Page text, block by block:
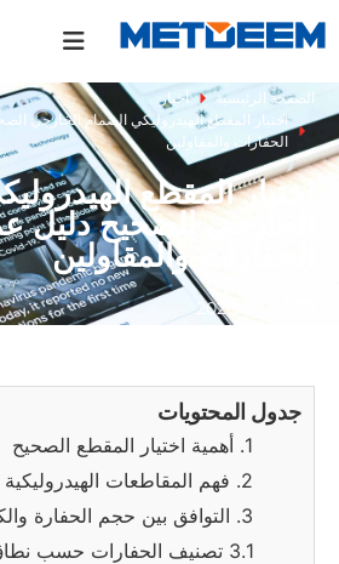
الصفحة الرئيسية
أخبار
اختيار المقطع الهيدروليكي الصمام الخارجي
الحفارات والمقاولين
اختيار المقطع
الخارجي الصحيح
الحفارات والمقاولين
2026-01-14
جدول المحتويات
1. أهمية اختيار المقطع الصحيح
2. فهم المقاطعات الهيدروليكية الصمام الخارجي
3. التوافق بين حجم الحفارة والكسر
3.1 تصنيف الحفارات حسب نطاق الوزن